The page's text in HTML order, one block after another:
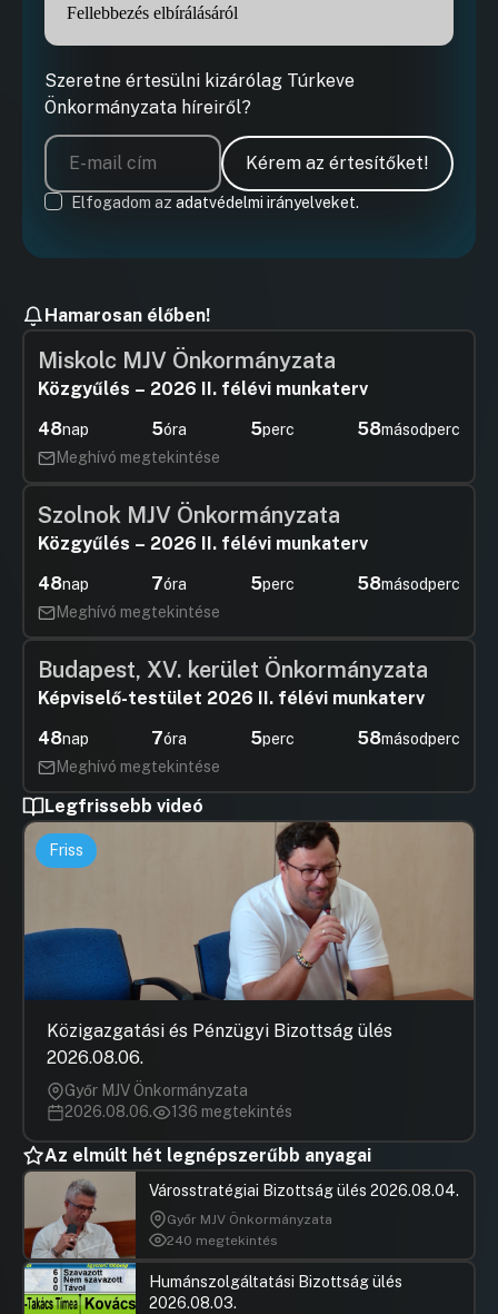
Fellebbezés elbírálásáról
Szeretne értesülni kizárólag Túrkeve
Önkormányzata híreiről?
Kérem az értesítőket!
Elfogadom az adatvédelmi irányelveket.
Hamarosan élőben!
Miskolc MJV Önkormányzata
Közgyűlés – 2026 II. félévi munkaterv
48nap 5óra 5perc 56másodperc
Meghívó megtekintése
Szolnok MJV Önkormányzata
Közgyűlés – 2026 II. félévi munkaterv
48nap 7óra 5perc 56másodperc
Meghívó megtekintése
Budapest, XV. kerület Önkormányzata
Képviselő-testület 2026 II. félévi munkaterv
48nap 7óra 5perc 56másodperc
Meghívó megtekintése
Legfrissebb videó
Friss
Közigazgatási és Pénzügyi Bizottság ülés
2026.08.06.
Győr MJV Önkormányzata
2026.08.06.
136 megtekintés
Az elmúlt hét legnépszerűbb anyagai
Városstratégiai Bizottság ülés 2026.08.04.
Győr MJV Önkormányzata
240 megtekintés
Humánszolgáltatási Bizottság ülés
2026.08.03.